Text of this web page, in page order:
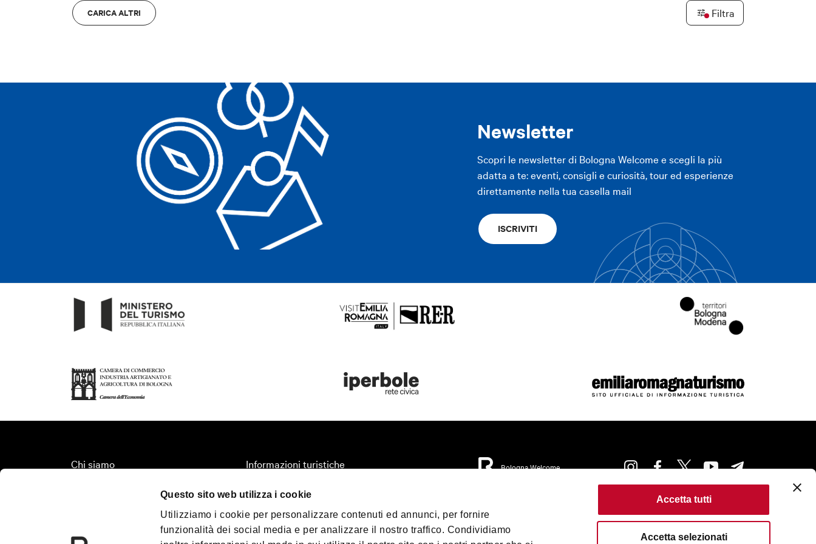
Questo sito web utilizza i cookie
Utilizziamo i cookie per personalizzare contenuti ed annunci, per fornire
funzionalità dei social media e per analizzare il nostro traffico. Condividiamo
Accetta tutti
Accetta selezionati
CARICA ALTRI Filtra
contributors ©CARTO
Newsletter
Scopri le newsletter di Bologna Welcome e scegli la più
adatta a te: eventi, consigli e curiosità, tour ed esperienze
direttamente nella tua casella mail
ISCRIVITI
Chi siamo
Convention Bureau
Informazioni turistiche
Territorio
Turismo accessibile
Media & Press
Bologna Welcome
Condizioni di Utilizzo
Condizioni di Vendita
Criteri di pubblicazione